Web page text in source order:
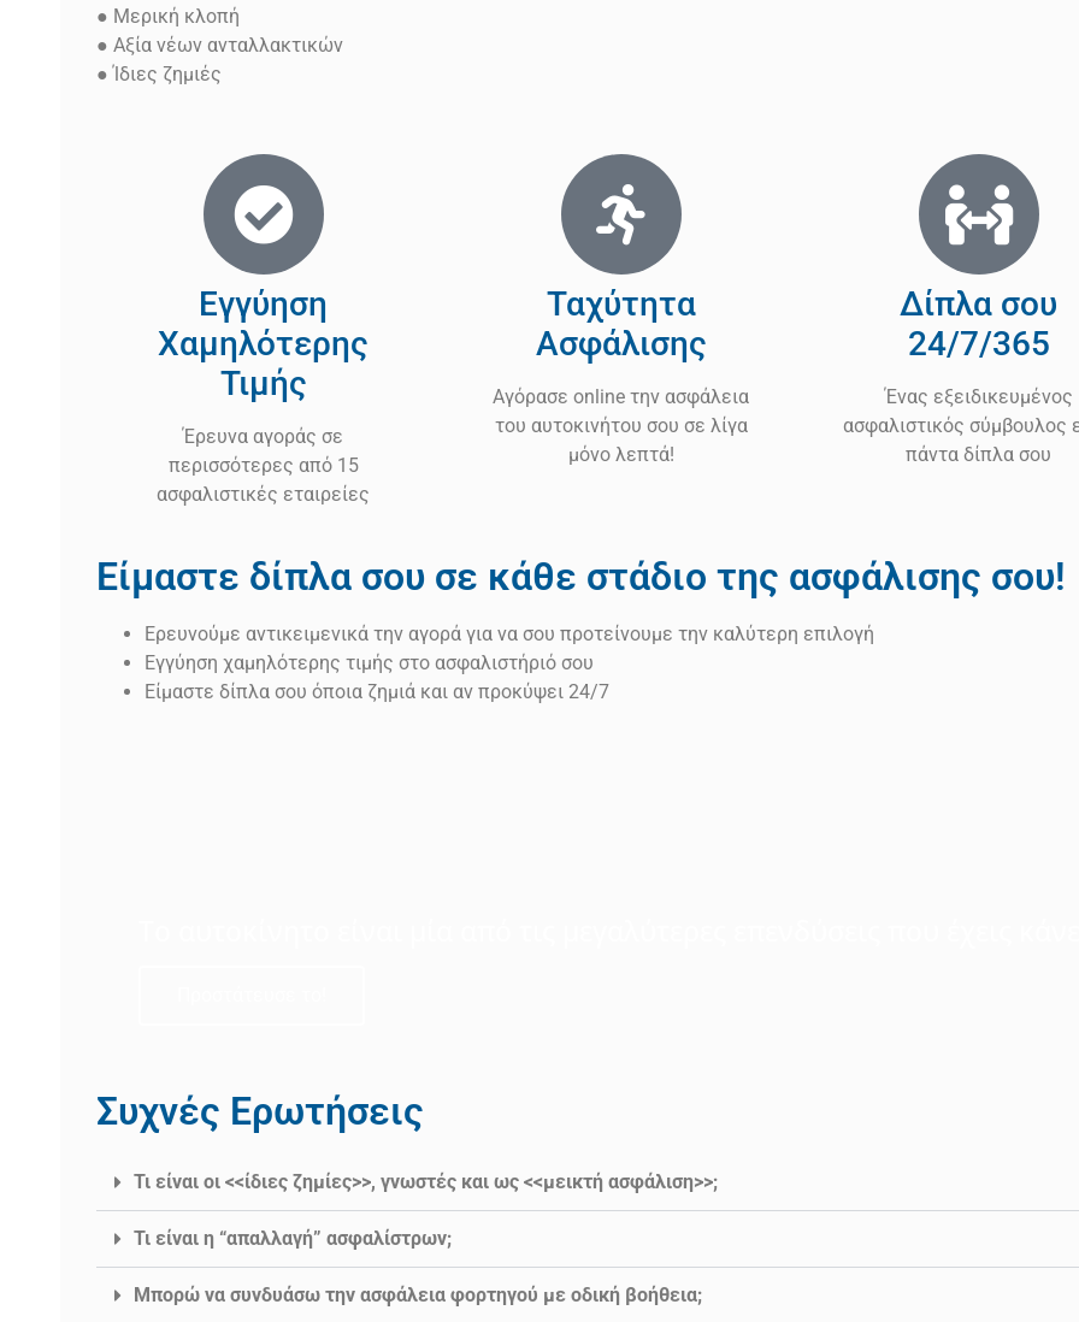
● Μερική κλοπή
● Αξία νέων ανταλλακτικών
● Ίδιες ζημιές
Εγγύηση
Χαμηλότερης
Τιμής
Έρευνα αγοράς σε
περισσότερες από 15
ασφαλιστικές εταιρείες
Ταχύτητα
Ασφάλισης
Αγόρασε online την ασφάλεια
του αυτοκινήτου σου σε λίγα
μόνο λεπτά!
Δίπλα σου
24/7/365
Ένας εξειδικευμένος
ασφαλιστικός σύμβουλος
πάντα δίπλα σου
Είμαστε δίπλα σου σε κάθε στάδιο της ασφάλισης σου!
Ερευνούμε αντικειμενικά την αγορά για να σου προτείνουμε την καλύτερη επιλογή
Εγγύηση χαμηλότερης τιμής στο ασφαλιστήριό σου
Είμαστε δίπλα σου όποια ζημιά και αν προκύψει 24/7
Συχνές Ερωτήσεις
Τι είναι οι <<ίδιες ζημίες>>, γνωστές και ως <<μεικτή ασφάλιση>>;
Τι είναι η “απαλλαγή” ασφαλίστρων;
Μπορώ να συνδυάσω την ασφάλεια φορτηγού με οδική βοήθεια;